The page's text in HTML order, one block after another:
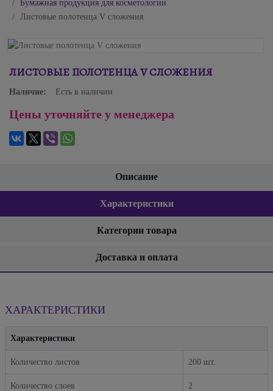
Бумажная продукция для косметологии
Листовые полотенца V сложения
ЛИСТОВЫЕ ПОЛОТЕНЦА V СЛОЖЕНИЯ
Наличие: Есть в наличии
Цены уточняйте у менеджера
Описание
Характеристики
Категории товара
Доставка и оплата
ХАРАКТЕРИСТИКИ
Характеристики
Количество листов 200 шт.
Количество слоев 2